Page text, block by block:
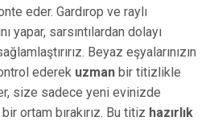
eder. Gardırop ve raylı
yapar, sarsıntılardan dolayı
Beyaz eşyalarınızın
ederek uzman bir titizlikle
size sadece yeni evinizde
ortam bırakırız. Bu titiz hazırlık